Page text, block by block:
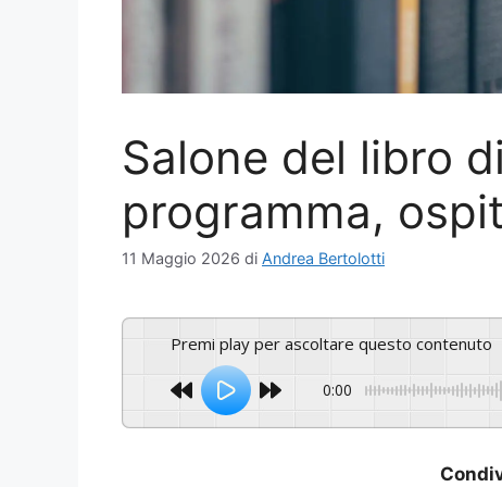
Salone del libro
programma,
11 Maggio 2026 di Andrea Bertolotti
Premi play per ascoltare questo contenuto
0:00